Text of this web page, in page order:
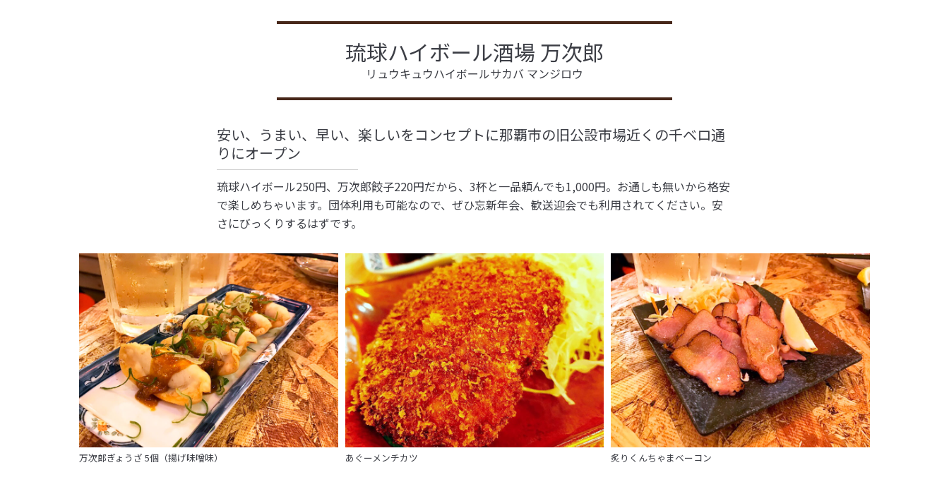
琉球ハイボール酒場 万次郎
リュウキュウハイボールサカバ マンジロウ
安い、うまい、早い、楽しいをコンセプトに那覇市の旧公設市場近くの千ベロ通
りにオープン
琉球ハイボール250円、万次郎餃子220円だから、3杯と一品頼んでも1,000円。お通しも無いから格安
で楽しめちゃいます。団体利用も可能なので、ぜひ忘新年会、歓送迎会でも利用されてください。安
さにびっくりするはずです。
万次郎ぎょうざ 5個（揚げ味噌味） あぐーメンチカツ 炙りくんちゃまベーコン